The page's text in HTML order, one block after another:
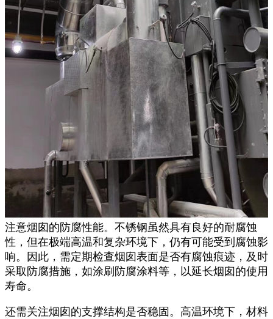
注意烟囱的防腐性能。不锈钢虽然具有良好的耐腐蚀
性，但在极端高温和复杂环境下，仍有可能受到腐蚀影
响。因此，需定期检查烟囱表面是否有腐蚀痕迹，及时
采取防腐措施，如涂刷防腐涂料等，以延长烟囱的使用
寿命。
还需关注烟囱的支撑结构是否稳固。高温环境下，材料